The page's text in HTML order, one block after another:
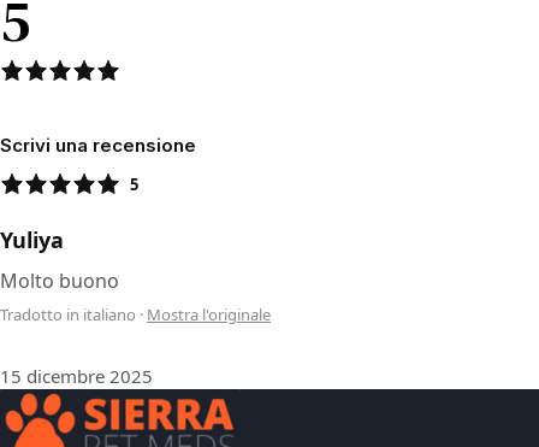
5
Scrivi una recensione
5
Yuliya
Molto buono
Tradotto in italiano · Mostra l'originale
15 dicembre 2025